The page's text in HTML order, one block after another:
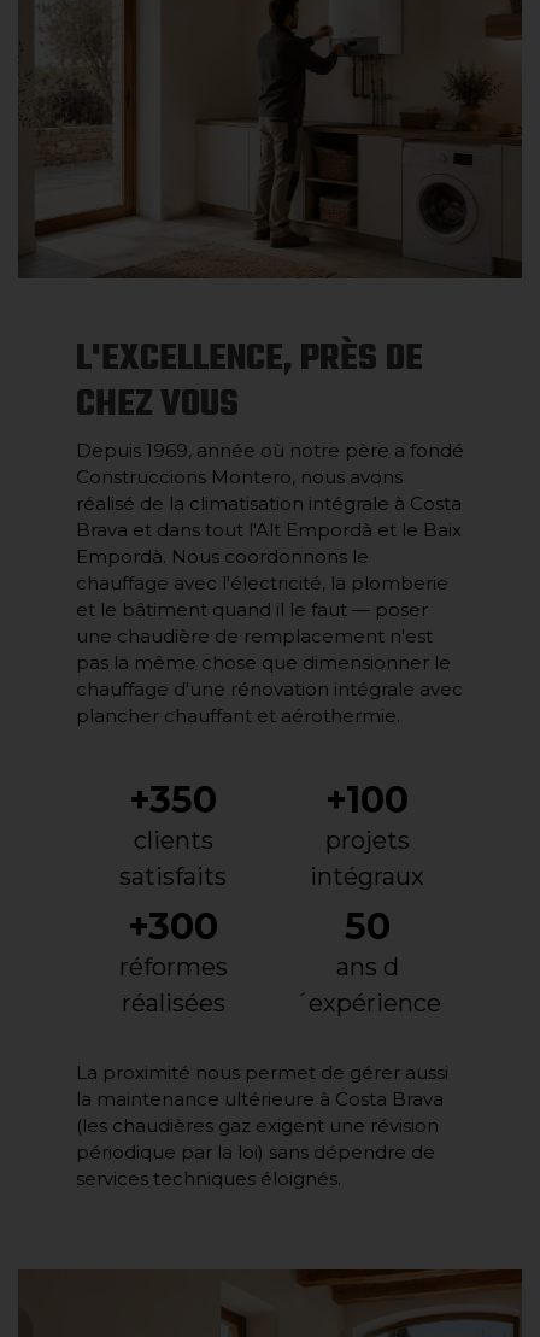
L'EXCELLENCE, PRÈS DE
CHEZ VOUS
Depuis 1969, année où notre père a fondé
Construccions Montero, nous avons
réalisé de la climatisation intégrale à Costa
Brava et dans tout l'Alt Empordà et le Baix
Empordà. Nous coordonnons le
chauffage avec l'électricité, la plomberie
et le bâtiment quand il le faut — poser
une chaudière de remplacement n'est
pas la même chose que dimensionner le
chauffage d'une rénovation intégrale avec
plancher chauffant et aérothermie.
+350
clients
satisfaits
+100
projets
intégraux
+300
réformes
réalisées
50
ans d
´expérience
La proximité nous permet de gérer aussi
la maintenance ultérieure à Costa Brava
(les chaudières gaz exigent une révision
périodique par la loi) sans dépendre de
services techniques éloignés.